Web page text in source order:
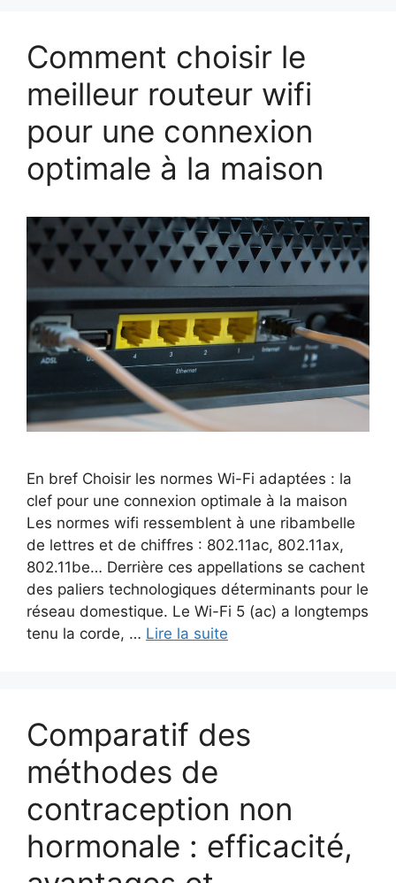
Comment choisir le
meilleur routeur wifi
pour une connexion
optimale à la maison
En bref Choisir les normes Wi-Fi adaptées : la
clef pour une connexion optimale à la maison
Les normes wifi ressemblent à une ribambelle
de lettres et de chiffres : 802.11ac, 802.11ax,
802.11be… Derrière ces appellations se cachent
des paliers technologiques déterminants pour le
réseau domestique. Le Wi-Fi 5 (ac) a longtemps
tenu la corde, … Lire la suite
Comparatif des
méthodes de
contraception non
hormonale : efficacité,